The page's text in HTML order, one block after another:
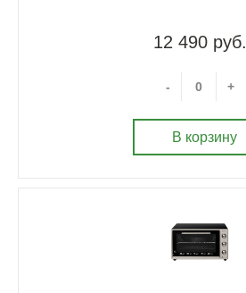
12 490 руб.
- +
В корзину